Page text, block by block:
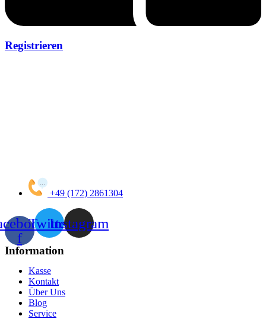
Registrieren
+49 (172) 2861304
f
TwitterInstagram
Information
Kasse
Kontakt
Über Uns
Blog
Service